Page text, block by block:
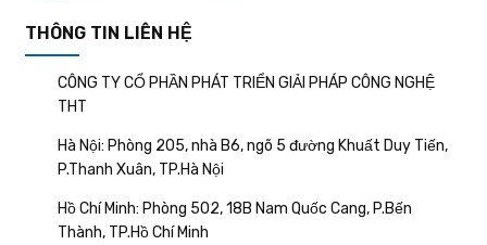
THÔNG TIN LIÊN HỆ
CÔNG TY CỔ PHẦN PHÁT TRIỂN GIẢI PHÁP CÔNG NGHỆ
THT
Hà Nội: Phòng 205, nhà B6, ngõ 5 đường Khuất Duy Tiến,
P.Thanh Xuân, TP.Hà Nội
Hồ Chí Minh: Phòng 502, 18B Nam Quốc Cang, P.Bến
Thành, TP.Hồ Chí Minh